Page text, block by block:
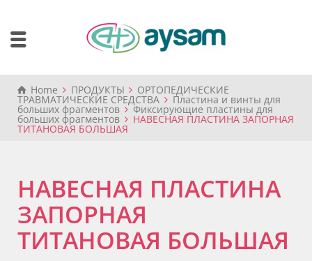
Home ПРОДУКТЫ ОРТОПЕДИЧЕСКИЕ
ТРАВМАТИЧЕСКИЕ СРЕДСТВА Пластина и винты для
больших фрагментов Фиксирующие пластины для
больших фрагментов НАВЕСНАЯ ПЛАСТИНА ЗАПОРНАЯ
ТИТАНОВАЯ БОЛЬШАЯ
НАВЕСНАЯ ПЛАСТИНА
ЗАПОРНАЯ
ТИТАНОВАЯ БОЛЬШАЯ